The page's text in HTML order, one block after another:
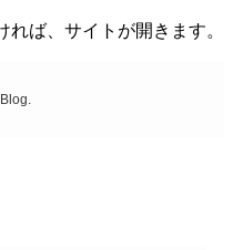
れば、サイトが開きます。